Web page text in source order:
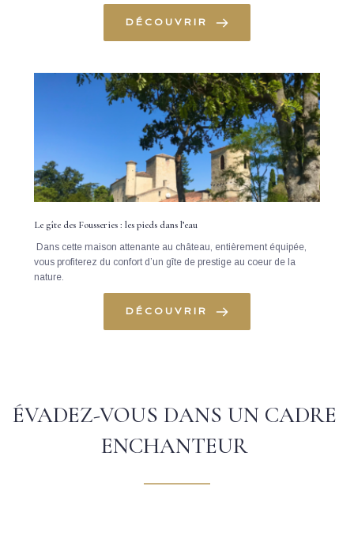
DÉCOUVRIR
Le gîte des Fousseries : les pieds dans l’eau
vous profiterez du confort d’un gîte de prestige au coeur de la
nature.
DÉCOUVRIR
ÉVADEZ-VOUS DANS UN CADRE
ENCHANTEUR